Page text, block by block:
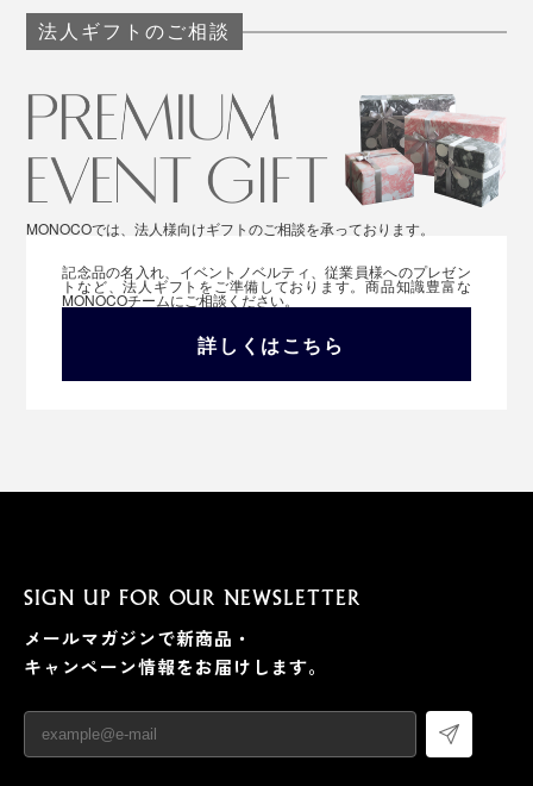
法人ギフトのご相談
MONOCOでは、法人様向けギフトのご相談を承っております。
記念品の名入れ、イベントノベルティ、従業員様へのプレゼン
トなど、法人ギフトをご準備しております。商品知識豊富な
MONOCOチームにご相談ください。
詳しくはこちら
SIGN UP FOR OUR NEWSLETTER
メールマガジンで新商品・
キャンペーン情報をお届けします。